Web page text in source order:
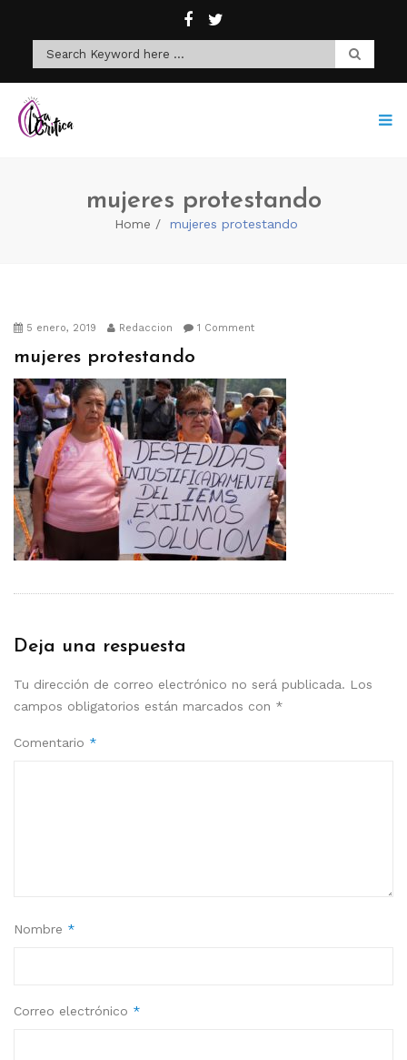
mujeres protestando
Home mujeres protestando
5 enero, 2019 Redaccion 1 Comment
mujeres protestando
Deja una respuesta
Tu dirección de correo electrónico no será publicada. Los
campos obligatorios están marcados con *
Comentario *
Nombre *
Correo electrónico *